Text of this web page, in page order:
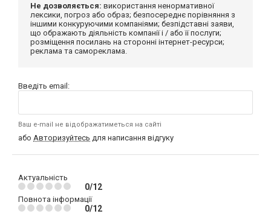
Не дозволяється: використання ненормативної
лексики, погроз або образ; безпосереднє порівняння з
іншими конкуруючими компаніями; безпідставні заяви,
що ображають діяльність компанії і / або її послуги;
розміщення посилань на сторонні інтернет-ресурси;
реклама та самореклама.
Введіть email:
Ваш e-mail не відображатиметься на сайті
або Авторизуйтесь для написання відгуку
Актуальність
0/12
Повнота інформації
0/12